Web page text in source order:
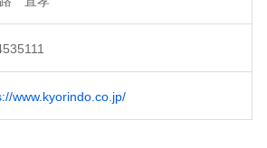
www.kyorindo.co.jp/